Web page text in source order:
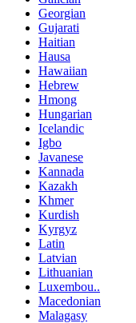
Georgian
Gujarati
Haitian
Hausa
Hawaiian
Hebrew
Hmong
Hungarian
Icelandic
Igbo
Javanese
Kannada
Kazakh
Khmer
Kurdish
Kyrgyz
Latin
Latvian
Lithuanian
Luxembou..
Macedonian
Malagasy